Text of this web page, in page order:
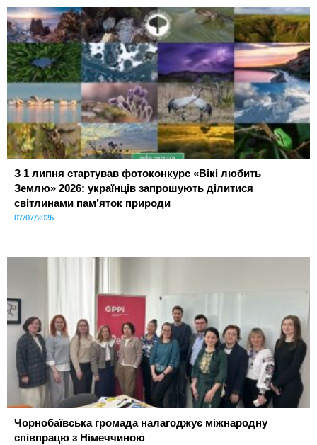
З 1 липня стартував фотоконкурс «Вікі любить
Землю» 2026: українців запрошують ділитися
світлинами пам’яток природи
07/07/2026
Чорнобаївська громада налагоджує міжнародну
співпрацю з Німеччиною